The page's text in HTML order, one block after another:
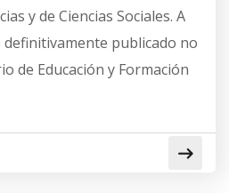
y de Ciencias Sociales. A
publicado no
de Educación y Formación